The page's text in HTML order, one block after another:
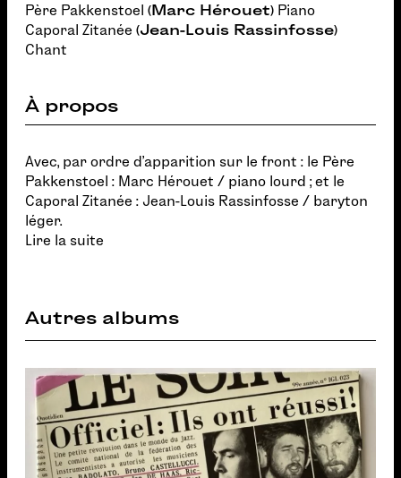
Père Pakkenstoel (Marc Hérouet) Piano
Caporal Zitanée (Jean-Louis Rassinfosse)
Chant
À propos
Avec, par ordre d'apparition sur le front : le Père
Pakkenstoel : Marc Hérouet / piano lourd ; et le
Caporal Zitanée : Jean-Louis Rassinfosse / baryton
léger.
Lire la suite
Autres albums